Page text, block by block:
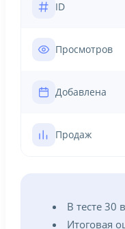
ID
Просмотров
Добавлена
Продаж
В тесте 30
Итоговая